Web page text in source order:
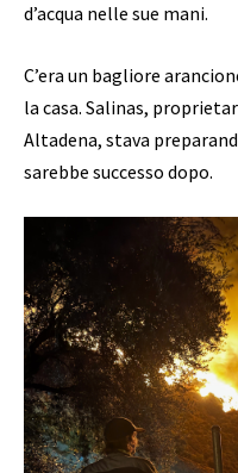
d’acqua nelle sue mani.
C’era un bagliore
la casa. Salinas,
Altadena, stava
sarebbe successo dopo.